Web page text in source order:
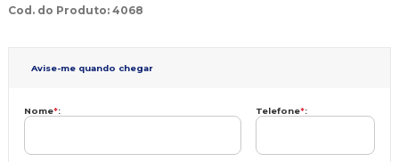
Cod. do Produto: 4068
Avise-me quando chegar
Nome*: Telefone*: